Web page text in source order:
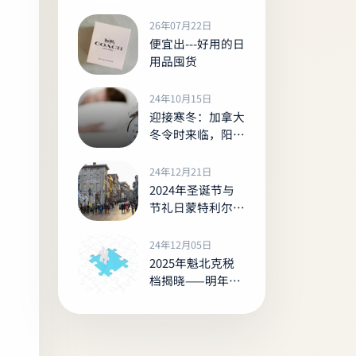
26年07月22日
便宜出---好用的日
用品囤货
24年10月15日
迎接寒冬：加拿大
冬令时来临，阳光
24年12月21日
2024年圣诞节与
节礼日蒙特利尔的
览
24年12月05日
2025年魁北克税
档揭晓——明年你